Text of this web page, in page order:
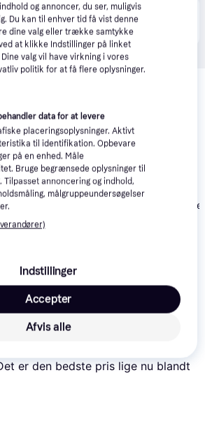
2 butikker, som ikke er
kategori.
Hundeskål 0.35l
Segula
og annoncer, du ser, muligvis
Du kan til enhver tid få vist denne
dine valg eller trække samtykke
at klikke Indstillinger på linket
valg vil have virkning i vores
politik for at få flere oplysninger.
data for at levere
placeringsoplysninger. Aktivt
til identifikation. Opbevare
på en enhed. Måle
Bruge begrænsede oplysninger til
annoncering og indhold,
målgruppeundersøgelser
Indstillinger
Afvis alle
Accepter